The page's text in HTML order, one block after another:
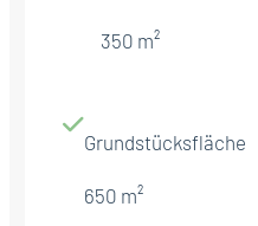
350 m²
Grundstücksfläche
650 m²